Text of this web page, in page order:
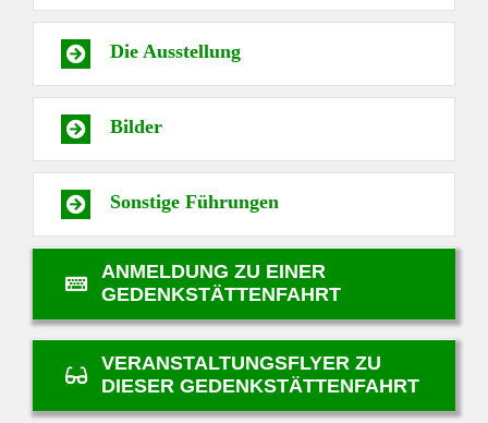
Die Ausstellung
Bilder
Sonstige Führungen
ANMELDUNG ZU EINER
GEDENKSTÄTTENFAHRT
VERANSTALTUNGSFLYER ZU
DIESER GEDENKSTÄTTENFAHRT